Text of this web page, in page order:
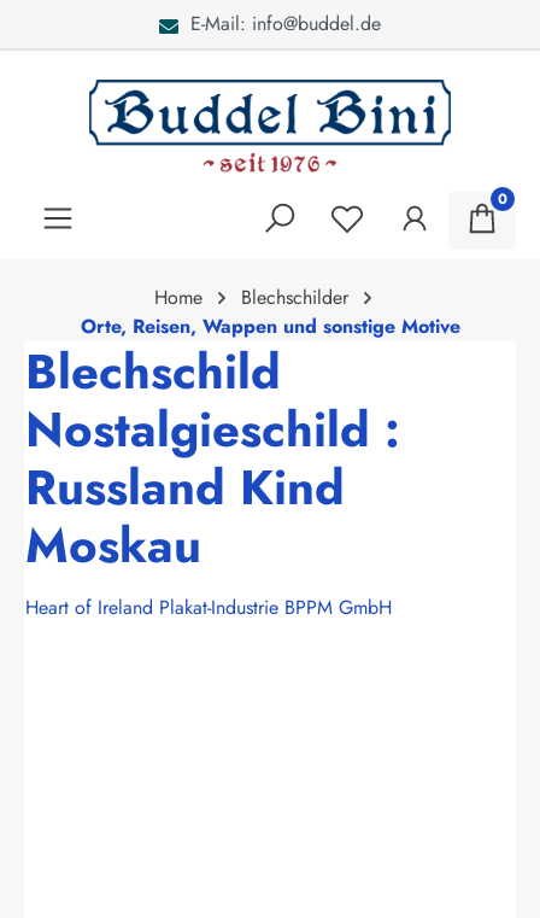
E-Mail: info@buddel.de
0
Home
Blechschilder
Orte, Reisen, Wappen und sonstige Motive
Blechschild
Nostalgieschild :
Russland Kind
Moskau
Heart of Ireland Plakat-Industrie BPPM GmbH